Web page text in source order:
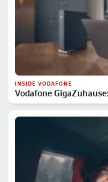
INSIDE VODAFONE
Vodafone